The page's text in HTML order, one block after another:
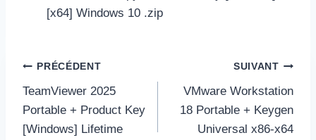
[x64] Windows 10 .zip
Navigation
de
l’article
PRÉCÉDENT
TeamViewer 2025
Portable + Product Key
[Windows] Lifetime
SUIVANT
VMware Workstation
18 Portable + Keygen
Universal x86-x64